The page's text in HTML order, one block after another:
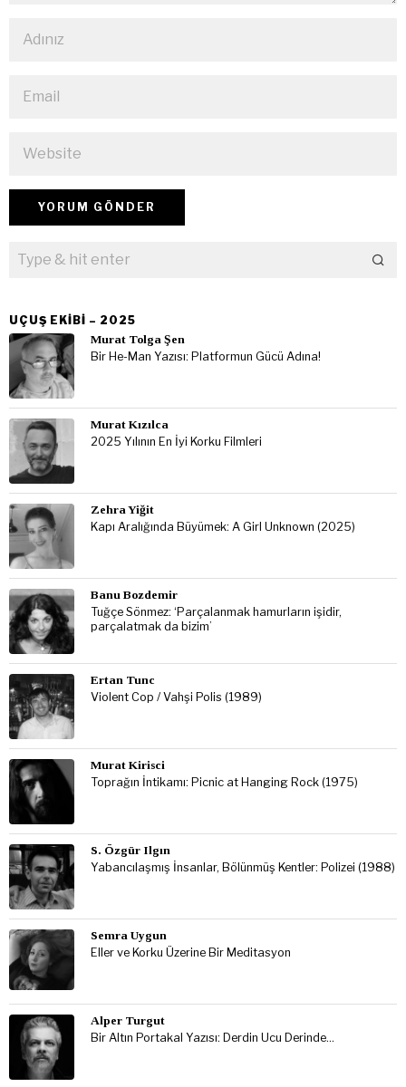
UÇUŞ EKIBI – 2025
Murat Tolga Şen
Bir He-Man Yazısı: Platformun Gücü Adına!
Murat Kızılca
2025 Yılının En İyi Korku Filmleri
Zehra Yiğit
Kapı Aralığında Büyümek: A Girl Unknown (2025)
Banu Bozdemir
Tuğçe Sönmez: ‘Parçalanmak hamurların işidir,
parçalatmak da bizim’
Ertan Tunc
Violent Cop / Vahşi Polis (1989)
Murat Kirisci
Toprağın İntikamı: Picnic at Hanging Rock (1975)
S. Özgür Ilgın
Yabancılaşmış İnsanlar, Bölünmüş Kentler: Polizei (1988)
Semra Uygun
Eller ve Korku Üzerine Bir Meditasyon
Alper Turgut
Bir Altın Portakal Yazısı: Derdin Ucu Derinde…